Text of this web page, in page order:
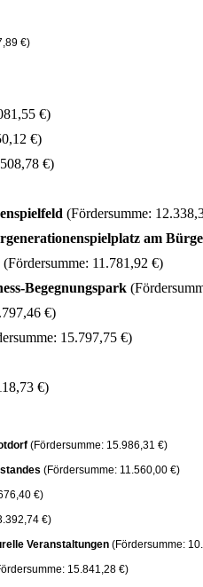
€)
€)
€)
€)
(Fördersumme:
am
(Fördersumme: 11.781,92 €)
Begegnungspark
€)
15.797,75 €)
€)
(Fördersumme: 15.986,31 €)
(Fördersumme: 11.560,00 €)
€)
€)
Veranstaltungen (Fördersumme:
15.841,28 €)